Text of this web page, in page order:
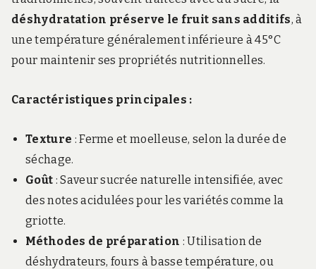
déshydratation préserve le fruit sans additifs, à
une température généralement inférieure à 45°C
pour maintenir ses propriétés nutritionnelles.
Caractéristiques principales :
Texture : Ferme et moelleuse, selon la durée de
séchage.
Goût : Saveur sucrée naturelle intensifiée, avec
des notes acidulées pour les variétés comme la
griotte.
Méthodes de préparation : Utilisation de
déshydrateurs, fours à basse température, ou